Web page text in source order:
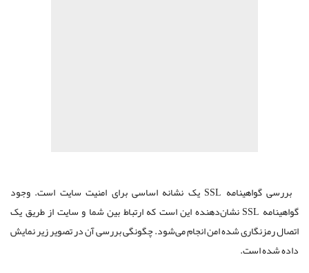
بررسی گواهینامه SSL یک نشانه اساسی برای امنیت سایت است. وجود
گواهینامه SSL نشان‌دهنده این است که ارتباط بین شما و سایت از طریق یک
اتصال رمزنگاری شده امن انجام می‌شود. چگونگی بررسی آن در تصویر زیر نمایش
داده شده است.